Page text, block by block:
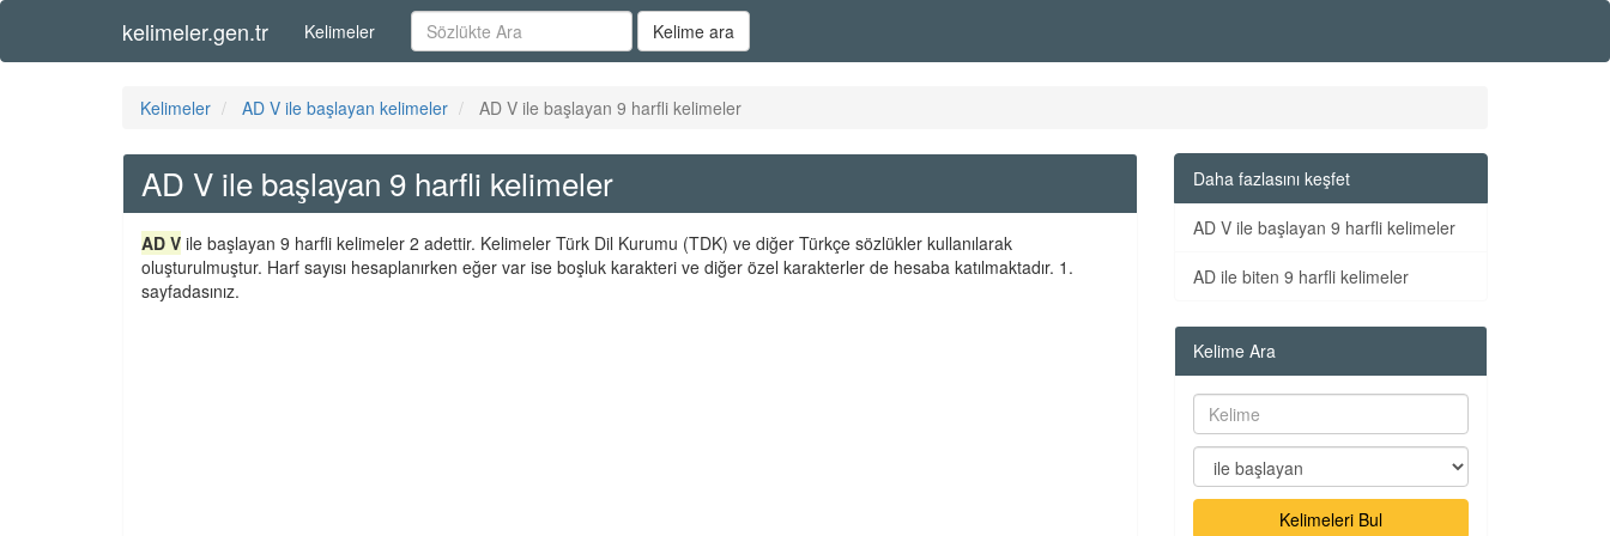
kelimeler.gen.tr Kelimeler Kelime ara
Kelimeler AD V ile başlayan kelimeler AD V ile başlayan 9 harfli kelimeler
AD V ile başlayan 9 harfli kelimeler
AD V ile başlayan 9 harfli kelimeler 2 adettir. Kelimeler Türk Dil Kurumu (TDK) ve diğer Türkçe sözlükler kullanılarak
oluşturulmuştur. Harf sayısı hesaplanırken eğer var ise boşluk karakteri ve diğer özel karakterler de hesaba katılmaktadır. 1.
sayfadasınız.
Daha fazlasını keşfet
AD V ile başlayan 9 harfli kelimeler
AD ile biten 9 harfli kelimeler
Kelime Ara
Kelimeleri Bul